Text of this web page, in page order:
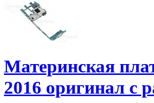
Материнская
2016 оригинал с